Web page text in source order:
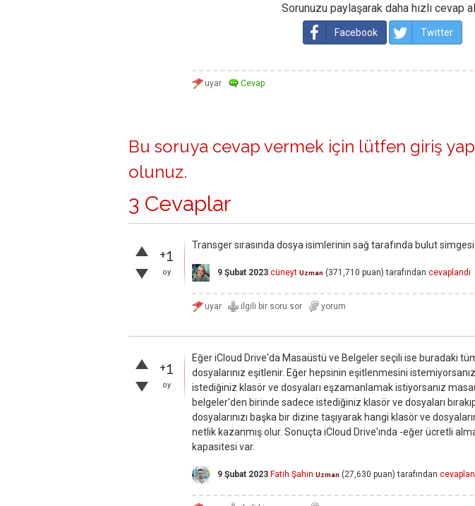
Sorunuzu paylaşarak daha hızlı cevap
Facebook Twitter
Bu soruya cevap vermek için lütfen giriş
olunuz.
3 Cevaplar
+1
oy
Transger sırasında dosya isimlerinin sağ tarafında bulut
9 Şubat 2023 cüneyt Uzman (371,710 puan) tarafından cevaplandı
+1
oy
Eğer iCloud Drive'da Masaüstü ve Belgeler seçili ise buradaki
dosyalarınız eşitlenir. Eğer hepsinin eşitlenmesini
istediğiniz klasör ve dosyaları eşzamanlamak istiyorsanız
belgeler'den birinde sadece istediğiniz klasör ve dosyaları
dosyalarınızı başka bir dizine taşıyarak hangi klasör ve
netlik kazanmış olur. Sonuçta iCloud Drive'ında -eğer ücretli
kapasitesi var.
9 Şubat 2023 Fatih Şahin Uzman (27,630 puan) tarafından